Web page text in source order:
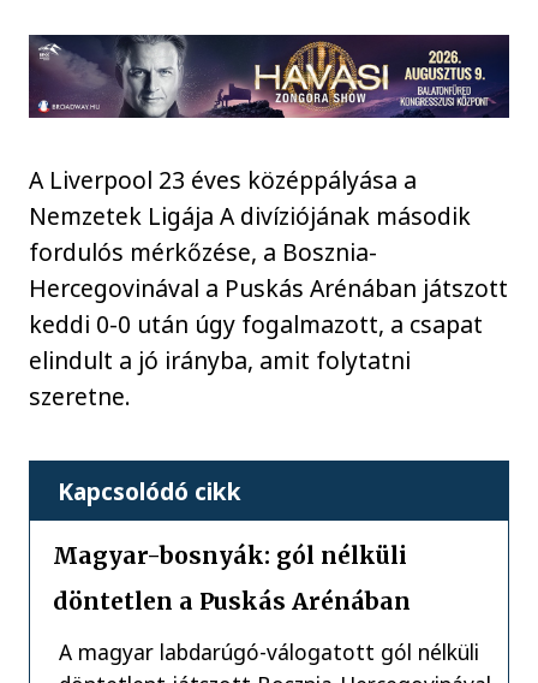
A Liverpool 23 éves középpályása a
Nemzetek Ligája A divíziójának második
fordulós mérkőzése, a Bosznia-
Hercegovinával a Puskás Arénában játszott
keddi 0-0 után úgy fogalmazott, a csapat
elindult a jó irányba, amit folytatni
szeretne.
Kapcsolódó cikk
Magyar-bosnyák: gól nélküli
döntetlen a Puskás Arénában
A magyar labdarúgó-válogatott gól nélküli